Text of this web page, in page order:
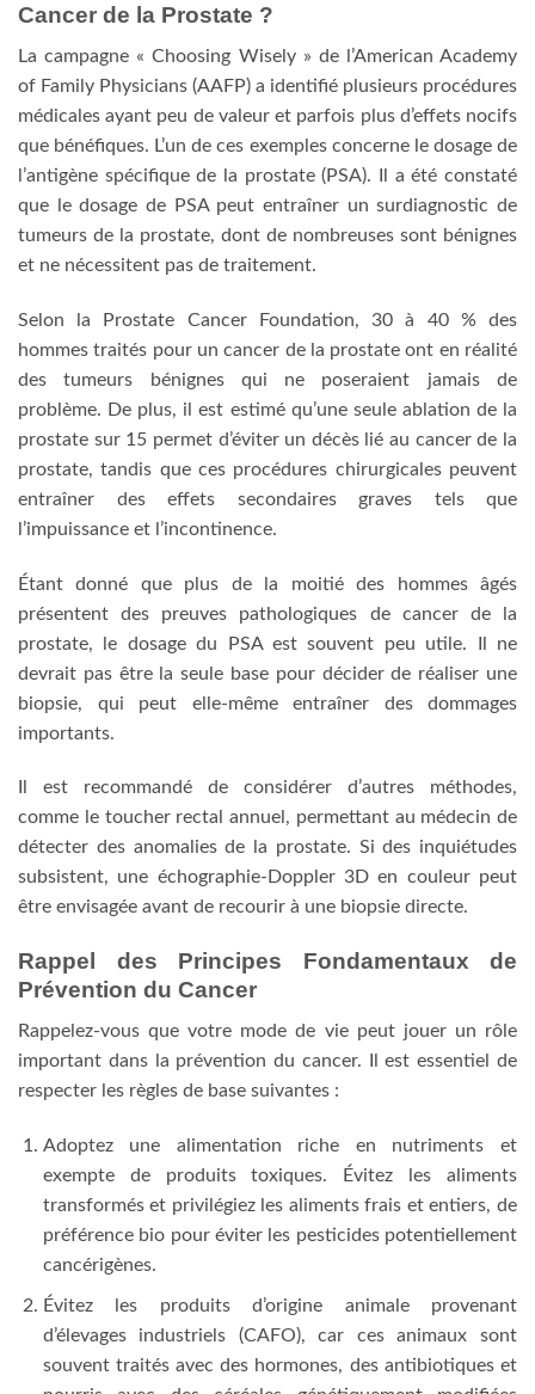
Cancer de la Prostate ?
La campagne « Choosing Wisely » de l’American Academy
of Family Physicians (AAFP) a identifié plusieurs procédures
médicales ayant peu de valeur et parfois plus d’effets nocifs
que bénéfiques. L’un de ces exemples concerne le dosage de
l’antigène spécifique de la prostate (PSA). Il a été constaté
que le dosage de PSA peut entraîner un surdiagnostic de
tumeurs de la prostate, dont de nombreuses sont bénignes
et ne nécessitent pas de traitement.
Selon la Prostate Cancer Foundation, 30 à 40 % des
hommes traités pour un cancer de la prostate ont en réalité
des tumeurs bénignes qui ne poseraient jamais de
problème. De plus, il est estimé qu’une seule ablation de la
prostate sur 15 permet d’éviter un décès lié au cancer de la
prostate, tandis que ces procédures chirurgicales peuvent
entraîner des effets secondaires graves tels que
l’impuissance et l’incontinence.
Étant donné que plus de la moitié des hommes âgés
présentent des preuves pathologiques de cancer de la
prostate, le dosage du PSA est souvent peu utile. Il ne
devrait pas être la seule base pour décider de réaliser une
biopsie, qui peut elle-même entraîner des dommages
importants.
Il est recommandé de considérer d’autres méthodes,
comme le toucher rectal annuel, permettant au médecin de
détecter des anomalies de la prostate. Si des inquiétudes
subsistent, une échographie-Doppler 3D en couleur peut
être envisagée avant de recourir à une biopsie directe.
Rappel des Principes Fondamentaux de
Prévention du Cancer
Rappelez-vous que votre mode de vie peut jouer un rôle
important dans la prévention du cancer. Il est essentiel de
respecter les règles de base suivantes :
Adoptez une alimentation riche en nutriments et
exempte de produits toxiques. Évitez les aliments
transformés et privilégiez les aliments frais et entiers, de
préférence bio pour éviter les pesticides potentiellement
cancérigènes.
Évitez les produits d’origine animale provenant
d’élevages industriels (CAFO), car ces animaux sont
souvent traités avec des hormones, des antibiotiques et